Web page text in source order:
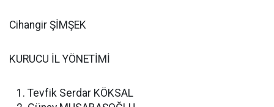
Cihangir ŞİMŞEK
KURUCU İL YÖNETİMİ
Tevfik Serdar KÖKSAL